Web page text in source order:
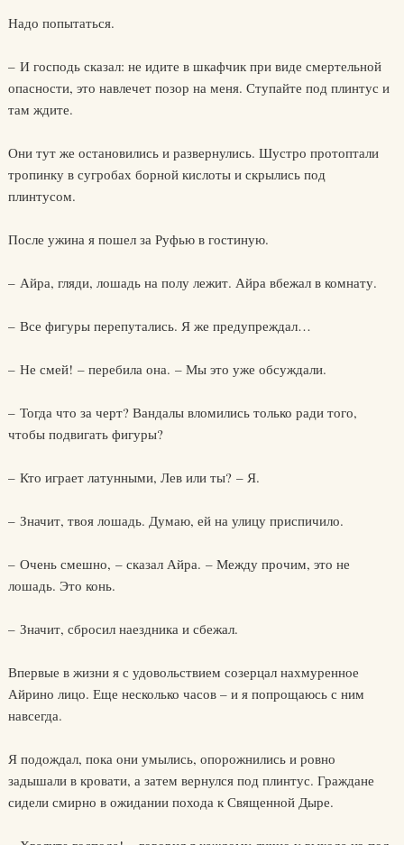
Надо попытаться.
– И господь сказал: не идите в шкафчик при виде смертельной
опасности, это навлечет позор на меня. Ступайте под плинтус и
там ждите.
Они тут же остановились и развернулись. Шустро протоптали
тропинку в сугробах борной кислоты и скрылись под
плинтусом.
После ужина я пошел за Руфью в гостиную.
– Айра, гляди, лошадь на полу лежит. Айра вбежал в комнату.
– Все фигуры перепутались. Я же предупреждал…
– Не смей! – перебила она. – Мы это уже обсуждали.
– Тогда что за черт? Вандалы вломились только ради того,
чтобы подвигать фигуры?
– Кто играет латунными, Лев или ты? – Я.
– Значит, твоя лошадь. Думаю, ей на улицу приспичило.
– Очень смешно, – сказал Айра. – Между прочим, это не
лошадь. Это конь.
– Значит, сбросил наездника и сбежал.
Впервые в жизни я с удовольствием созерцал нахмуренное
Айрино лицо. Еще несколько часов – и я попрощаюсь с ним
навсегда.
Я подождал, пока они умылись, опорожнились и ровно
задышали в кровати, а затем вернулся под плинтус. Граждане
сидели смирно в ожидании похода к Священной Дыре.